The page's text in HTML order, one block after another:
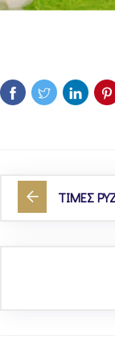
ΤΙΜΕΣ